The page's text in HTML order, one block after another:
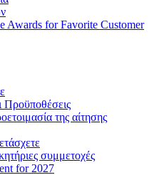
Awards for Favorite Customer
Προϋποθέσεις
της αίτησης
συμμετοχές
for 2027